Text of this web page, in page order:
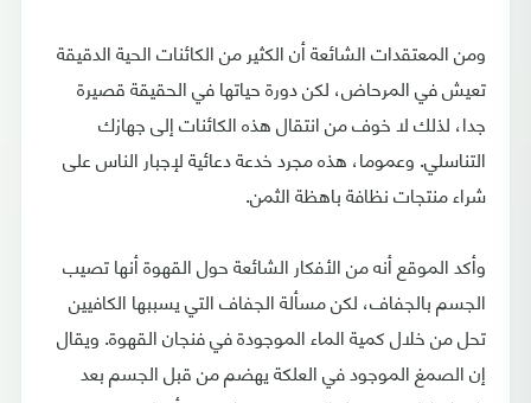
ومن المعتقدات الشائعة أن الكثير من الكائنات الحية الدقيقة
تعيش في المرحاض، لكن دورة حياتها في الحقيقة قصيرة
جدا، لذلك لا خوف من انتقال هذه الكائنات إلى جهازك
التناسلي. وعموما، هذه مجرد خدعة دعائية لإجبار الناس على
شراء منتجات نظافة باهظة الثمن.
وأكد الموقع أنه من الأفكار الشائعة حول القهوة أنها تصيب
الجسم بالجفاف، لكن مسألة الجفاف التي يسببها الكافيين
تحل من خلال كمية الماء الموجودة في فنجان القهوة. ويقال
إن الصمغ الموجود في العلكة يهضم من قبل الجسم بعد